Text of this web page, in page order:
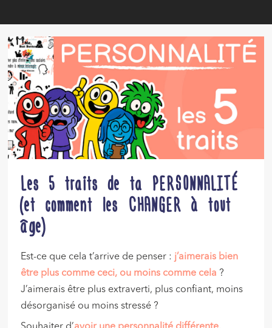
Les 5 traits de ta PERSONNALITÉ
(et comment les CHANGER à tout
âge)
Est-ce que cela t’arrive de penser : j’aimerais bien
être plus comme ceci, ou moins comme cela ?
J’aimerais être plus extraverti, plus confiant, moins
désorganisé ou moins stressé ?